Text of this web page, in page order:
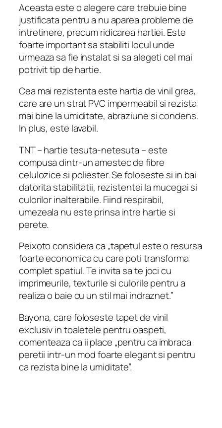
Aceasta este o alegere care trebuie bine
justificata pentru a nu aparea probleme de
intretinere, precum ridicarea hartiei. Este
foarte important sa stabiliti locul unde
urmeaza sa fie instalat si sa alegeti cel mai
potrivit tip de hartie.
Cea mai rezistenta este hartia de vinil grea,
care are un strat PVC impermeabil si rezista
mai bine la umiditate, abraziune si condens.
In plus, este lavabil.
TNT – hartie tesuta-netesuta – este
compusa dintr-un amestec de fibre
celulozice si poliester. Se foloseste si in bai
datorita stabilitatii, rezistentei la mucegai si
culorilor inalterabile. Fiind respirabil,
umezeala nu este prinsa intre hartie si
perete.
Peixoto considera ca „tapetul este o resursa
foarte economica cu care poti transforma
complet spatiul. Te invita sa te joci cu
imprimeurile, texturile si culorile pentru a
realiza o baie cu un stil mai indraznet.”
Bayona, care foloseste tapet de vinil
exclusiv in toaletele pentru oaspeti,
comenteaza ca ii place „pentru ca imbraca
peretii intr-un mod foarte elegant si pentru
ca rezista bine la umiditate”.